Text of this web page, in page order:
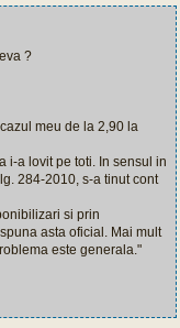
?
meu de la 2,90 la
i-a lovit pe toti. In sensul in
284-2010, s-a tinut cont
si prin
asta oficial. Mai mult
este generala."